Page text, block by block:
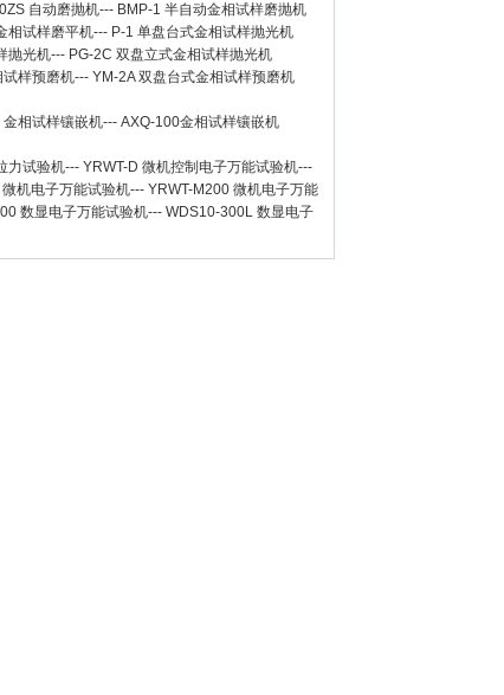
自动磨抛机--- BMP-1 半自动金相试样磨抛机
相试样磨平机--- P-1 单盘台式金相试样抛光机
抛光机--- PG-2C 双盘立式金相试样抛光机
样预磨机--- YM-2A 双盘台式金相试样预磨机
金相试样镶嵌机--- AXQ-100金相试样镶嵌机
力试验机--- YRWT-D 微机控制电子万能试验机---
机电子万能试验机--- YRWT-M200 微机电子万能
数显电子万能试验机--- WDS10-300L 数显电子